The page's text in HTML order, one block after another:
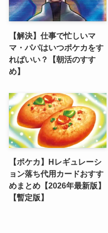
【解決】仕事で忙しいマ
マ・パパはいつポケカをす
ればいい？【朝活のすす
め】
【ポケカ】Hレギュレーシ
ョン落ち代用カードおすす
めまとめ【2026年最新版】
【暫定版】